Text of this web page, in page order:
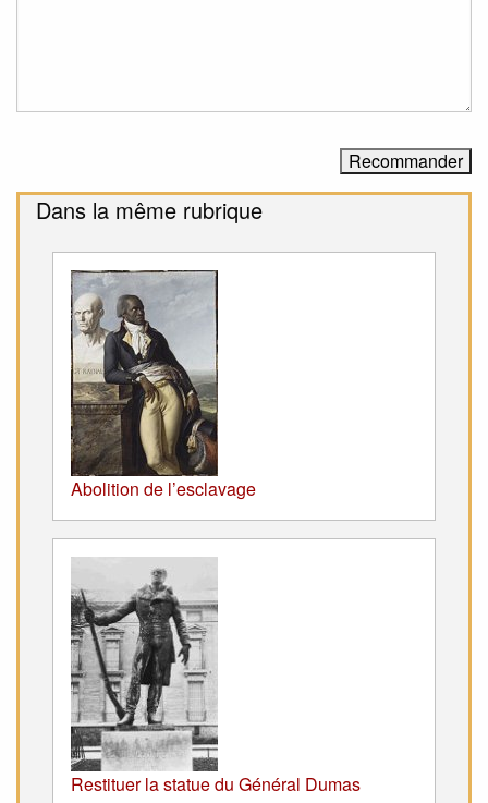
Dans la même rubrique
Abolition de l’esclavage
Restituer la statue du Général Dumas